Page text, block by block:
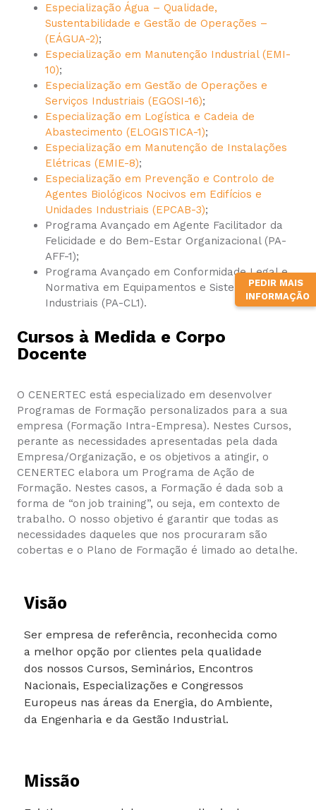
PEDIR MAIS
INFORMAÇÃO
Especialização Água – Qualidade,
Sustentabilidade e Gestão de Operações –
(EÁGUA-2);
Especialização em Manutenção Industrial (EMI-
10);
Especialização em Gestão de Operações e
Serviços Industriais (EGOSI-16);
Especialização em Logística e Cadeia de
Abastecimento (ELOGISTICA-1);
Especialização em Manutenção de Instalações
Elétricas (EMIE-8);
Especialização em Prevenção e Controlo de
Agentes Biológicos Nocivos em Edifícios e
Unidades Industriais (EPCAB-3);
Programa Avançado em Agente Facilitador da
Felicidade e do Bem-Estar Organizacional (PA-
AFF-1);
Programa Avançado em Conformidade Legal e
Normativa em Equipamentos e Sistemas
Industriais (PA-CL1).
Cursos à Medida e Corpo
Docente
O CENERTEC está especializado em desenvolver
Programas de Formação personalizados para a sua
empresa (Formação Intra-Empresa). Nestes Cursos,
perante as necessidades apresentadas pela dada
Empresa/Organização, e os objetivos a atingir, o
CENERTEC elabora um Programa de Ação de
Formação. Nestes casos, a Formação é dada sob a
forma de “on job training”, ou seja, em contexto de
trabalho. O nosso objetivo é garantir que todas as
necessidades daqueles que nos procuraram são
cobertas e o Plano de Formação é limado ao detalhe.
Visão
Ser empresa de referência, reconhecida como
a melhor opção por clientes pela qualidade
dos nossos Cursos, Seminários, Encontros
Nacionais, Especializações e Congressos
Europeus nas áreas da Energia, do Ambiente,
da Engenharia e da Gestão Industrial.
Missão